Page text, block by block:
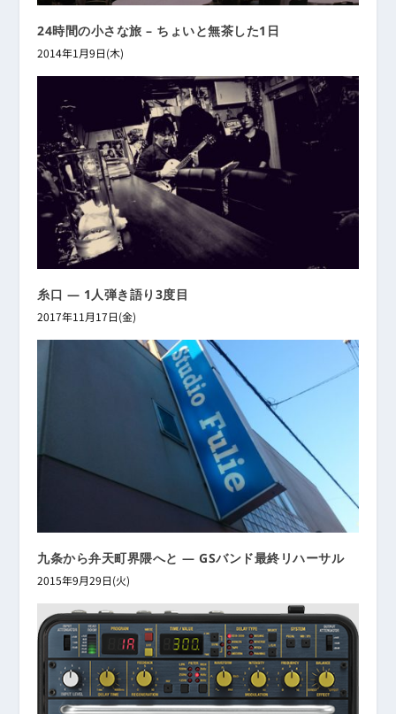
24時間の小さな旅 – ちょいと無茶した1日
2014年1月9日(木)
糸口 ― 1人弾き語り3度目
2017年11月17日(金)
九条から弁天町界隈へと ― GSバンド最終リハーサル
2015年9月29日(火)